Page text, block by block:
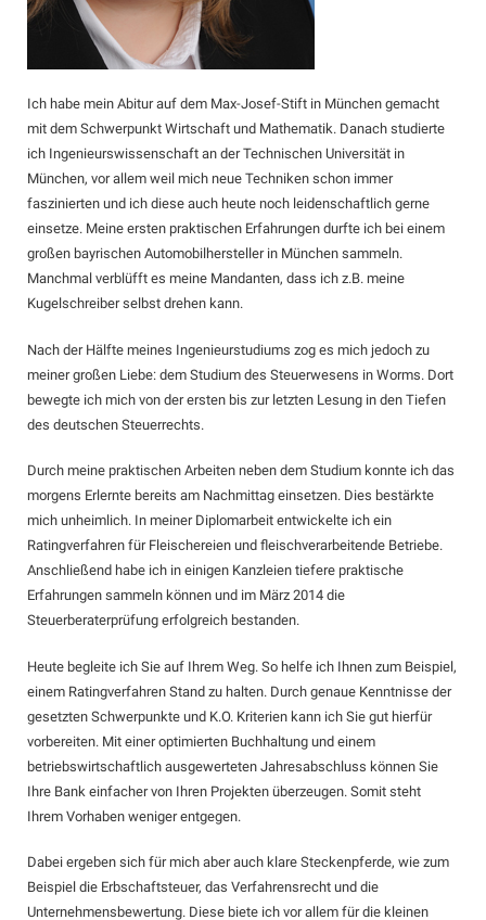
Kontakt
Ich habe mein Abitur auf dem Max-Josef-Stift in München gemacht
mit dem Schwerpunkt Wirtschaft und Mathematik. Danach studierte
ich Ingenieurswissenschaft an der Technischen Universität in
München, vor allem weil mich neue Techniken schon immer
faszinierten und ich diese auch heute noch leidenschaftlich gerne
einsetze. Meine ersten praktischen Erfahrungen durfte ich bei einem
großen bayrischen Automobilhersteller in München sammeln.
Manchmal verblüfft es meine Mandanten, dass ich z.B. meine
Kugelschreiber selbst drehen kann.
Nach der Hälfte meines Ingenieurstudiums zog es mich jedoch zu
meiner großen Liebe: dem Studium des Steuerwesens in Worms. Dort
bewegte ich mich von der ersten bis zur letzten Lesung in den Tiefen
des deutschen Steuerrechts.
Durch meine praktischen Arbeiten neben dem Studium konnte ich das
morgens Erlernte bereits am Nachmittag einsetzen. Dies bestärkte
mich unheimlich. In meiner Diplomarbeit entwickelte ich ein
Ratingverfahren für Fleischereien und fleischverarbeitende Betriebe.
Anschließend habe ich in einigen Kanzleien tiefere praktische
Erfahrungen sammeln können und im März 2014 die
Steuerberaterprüfung erfolgreich bestanden.
Heute begleite ich Sie auf Ihrem Weg. So helfe ich Ihnen zum Beispiel,
einem Ratingverfahren Stand zu halten. Durch genaue Kenntnisse der
gesetzten Schwerpunkte und K.O. Kriterien kann ich Sie gut hierfür
vorbereiten. Mit einer optimierten Buchhaltung und einem
betriebswirtschaftlich ausgewerteten Jahresabschluss können Sie
Ihre Bank einfacher von Ihren Projekten überzeugen. Somit steht
Ihrem Vorhaben weniger entgegen.
Dabei ergeben sich für mich aber auch klare Steckenpferde, wie zum
Beispiel die Erbschaftsteuer, das Verfahrensrecht und die
Unternehmensbewertung. Diese biete ich vor allem für die kleinen